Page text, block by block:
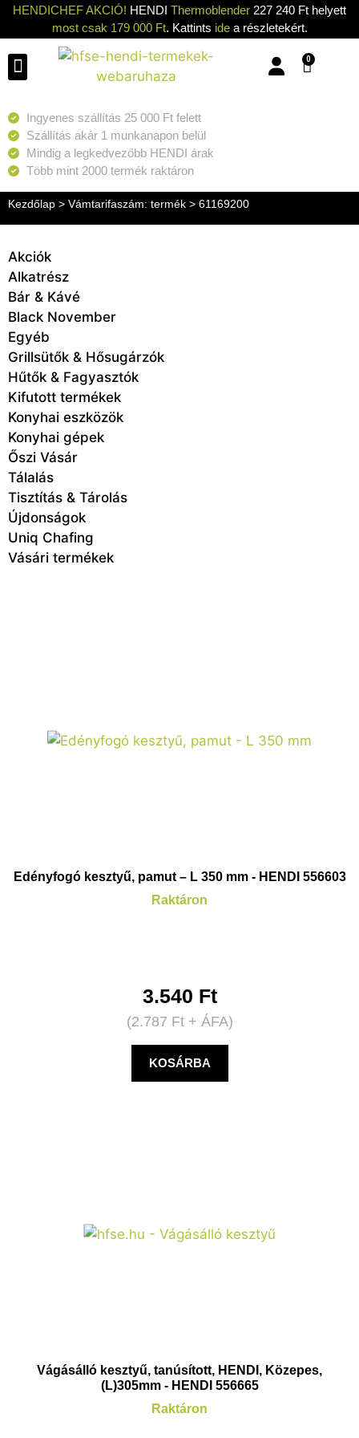
HENDICHEF AKCIÓ! HENDI Thermoblender 227 240 Ft helyett
most csak 179 000 Ft. Kattints idea részletekért.
0
Ingyenes szállítás 25 000 Ft felett
Szállítás akár 1 munkanapon belül
Mindig a legkedvezőbb HENDI árak
Több mint 2000 termék raktáron
Kezdőlap > Vámtarifaszám: termék > 61169200
Akciók
Alkatrész
Bár & Kávé
Black November
Egyéb
Grillsütők & Hősugárzók
Hűtők & Fagyasztók
Kifutott termékek
Konyhai eszközök
Konyhai gépek
Őszi Vásár
Tálalás
Tisztítás & Tárolás
Újdonságok
Uniq Chafing
Vásári termékek
Edényfogó kesztyű, pamut – L 350 mm - HENDI 556603
Raktáron
3.540 Ft
(2.787 Ft+ ÁFA)
KOSÁRBA
Vágásálló kesztyű, tanúsított, HENDI, Közepes,
(L)305mm - HENDI 556665
Raktáron